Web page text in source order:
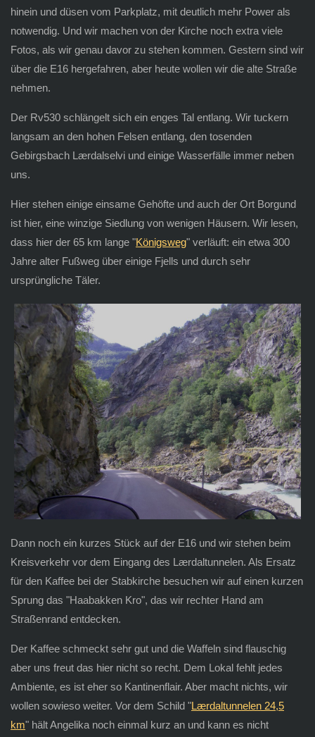
hinein und düsen vom Parkplatz, mit deutlich mehr Power als
notwendig. Und wir machen von der Kirche noch extra viele
Fotos, als wir genau davor zu stehen kommen. Gestern sind wir
über die E16 hergefahren, aber heute wollen wir die alte Straße
nehmen.
Der Rv530 schlängelt sich ein enges Tal entlang. Wir tuckern
langsam an den hohen Felsen entlang, den tosenden
Gebirgsbach Lærdalselvi und einige Wasserfälle immer neben
uns.
Hier stehen einige einsame Gehöfte und auch der Ort Borgund
ist hier, eine winzige Siedlung von wenigen Häusern. Wir lesen,
dass hier der 65 km lange "Königsweg" verläuft: ein etwa 300
Jahre alter Fußweg über einige Fjells und durch sehr
ursprüngliche Täler.
Dann noch ein kurzes Stück auf der E16 und wir stehen beim
Kreisverkehr vor dem Eingang des Lærdaltunnelen. Als Ersatz
für den Kaffee bei der Stabkirche besuchen wir auf einen kurzen
Sprung das "Haabakken Kro", das wir rechter Hand am
Straßenrand entdecken.
Der Kaffee schmeckt sehr gut und die Waffeln sind flauschig
aber uns freut das hier nicht so recht. Dem Lokal fehlt jedes
Ambiente, es ist eher so Kantinenflair. Aber macht nichts, wir
wollen sowieso weiter. Vor dem Schild "Lærdaltunnelen 24,5
km" hält Angelika noch einmal kurz an und kann es nicht